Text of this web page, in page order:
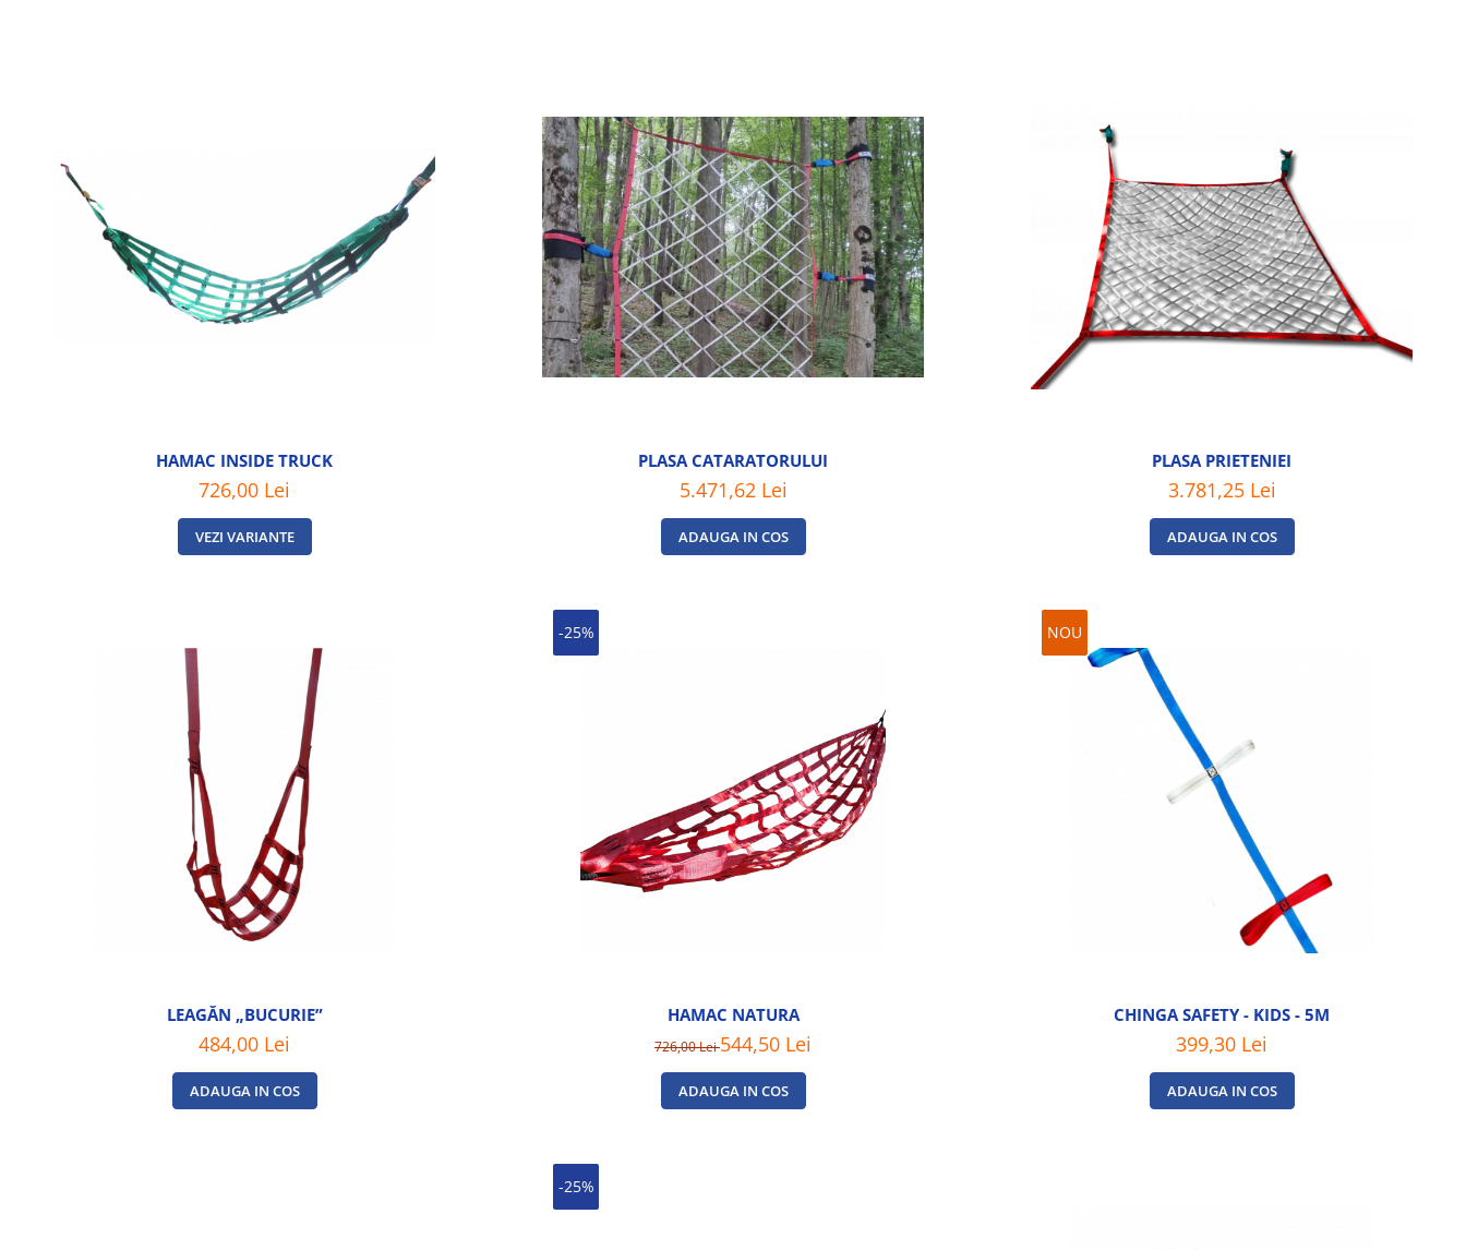
HAMAC INSIDE TRUCK
726,00 Lei
VEZI VARIANTE
PLASA CATARATORULUI
5.471,62 Lei
ADAUGA IN COS
PLASA PRIETENIEI
3.781,25 Lei
ADAUGA IN COS
LEAGĂN „BUCURIE”
484,00 Lei
ADAUGA IN COS
-25%
HAMAC NATURA
726,00 Lei544,50 Lei
ADAUGA IN COS
NOU
CHINGA SAFETY - KIDS - 5M
399,30 Lei
ADAUGA IN COS
-25%